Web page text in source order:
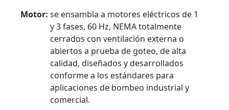
Motor: se ensambla a motores eléctricos de 1
y 3 fases, 60 Hz, NEMA totalmente
cerrados con ventilación externa o
abiertos a prueba de goteo, de alta
calidad, diseñados y desarrollados
conforme a los estándares para
aplicaciones de bombeo industrial y
comercial.